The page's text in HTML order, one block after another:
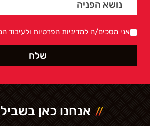
אני מסכים/ה למדיניות הפרטיות ולעיבוד
אנחנו כאן